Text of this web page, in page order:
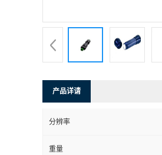
产品详请
分辨率
重量